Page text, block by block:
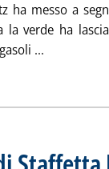
ha messo a
la verde ha
...